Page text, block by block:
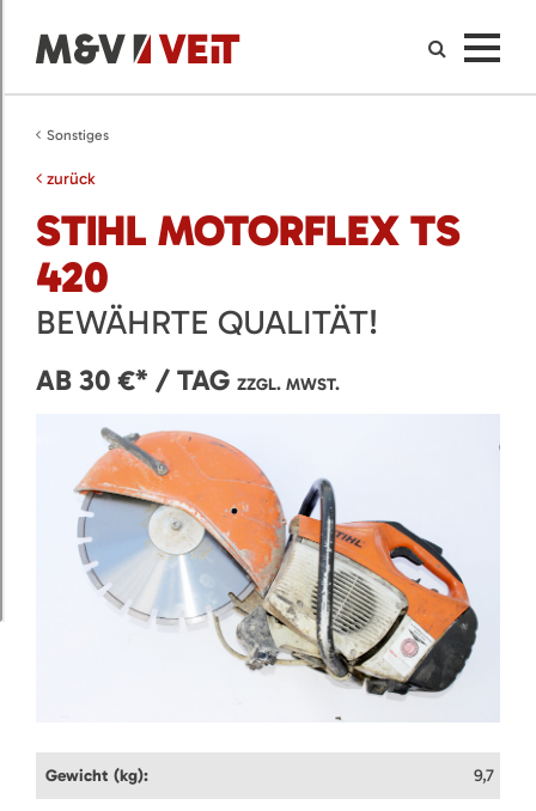
Sonstiges
zurück
STIHL MOTORFLEX TS
420
BEWÄHRTE QUALITÄT!
AB 30 €* / TAG ZZGL. MWST.
Gewicht (kg): 9,7